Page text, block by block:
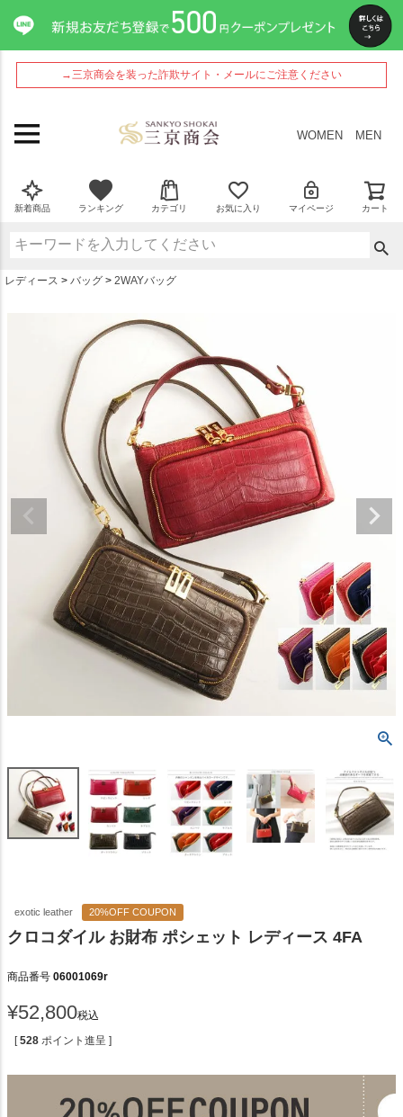
→三京商会を装った詐欺サイト・メールにご注意ください
WOMEN MEN
新着商品 ランキング カテゴリ お気に入り マイページ カート
レディース バッグ 2WAYバッグ
exotic leather 20%OFF COUPON
クロコダイル お財布 ポシェット レディース 4FA
商品番号 06001069r
¥52,800税込
[ 528 ポイント進呈 ]
ペー
ジト
ップ
へ